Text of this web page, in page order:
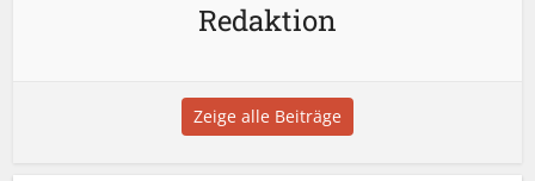
Redaktion
Zeige alle Beiträge